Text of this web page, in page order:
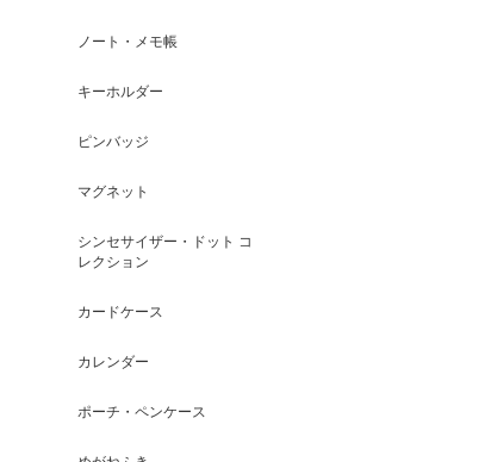
ノート・メモ帳
キーホルダー
ピンバッジ
マグネット
シンセサイザー・ドット コ
レクション
カードケース
カレンダー
ポーチ・ペンケース